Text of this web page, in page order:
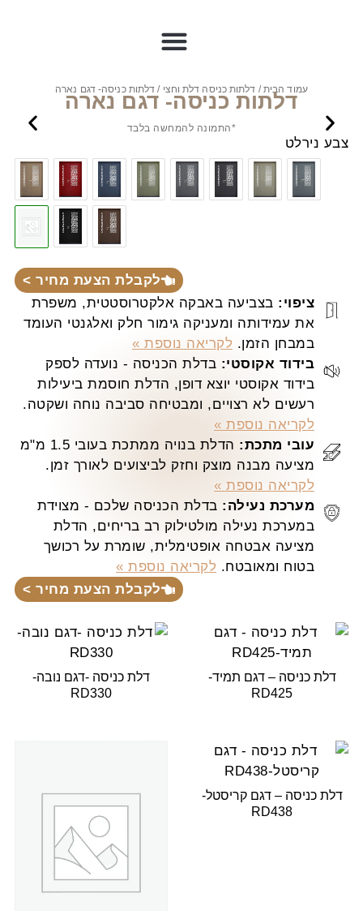
ציפוי: בצביעה באבקה אלקטרוסטטית, משפרת
את עמידותה ומעניקה גימור חלק ואלגנטי העומד
במבחן הזמן. לקריאה נוספת »
בידוד אקוסטי: בדלת הכניסה - נועדה לספק
בידוד אקוסטי יוצא דופן, הדלת חוסמת ביעילות
רעשים לא רצויים, ומבטיחה סביבה נוחה ושקטה.
לקריאה נוספת »
עובי מתכת:
הדלת בנויה ממתכת בעובי 1.5 מ"מ
מציעה מבנה מוצק וחזק לביצועים לאורך זמן.
לקריאה נוספת »
מערכת נעילה: בדלת הכניסה שלכם - מצוידת
במערכת נעילה מולטילוק רב בריחים, הדלת
מציעה אבטחה אופטימלית, שומרת על רכושך
בטוח ומאובטח. לקריאה נוספת »
לקבלת הצעת מחיר >
עמוד הבית/ דלתות כניסה דלת וחצי / דלתות כניסה- דגם נארה
דלתות כניסה- דגם נארה
*התמונה להמחשה בלבד
צבע נירלט
לקבלת הצעת מחיר >
דלת כניסה – דגם תמיד-
RD425
דלת כניסה -דגם נובה-
RD330
דלת כניסה – דגם קריסטל-
RD438